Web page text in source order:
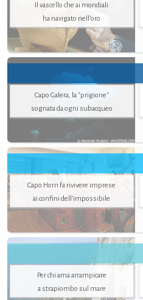
Il vascello che ai mondiali
ha navigato nell’oro
Capo Galera, la "prigione"
sognata da ogni subacqueo
Capo Horn fa rivivere imprese
ai confini dell’impossibile
Per chi ama arrampicare
a strapiombo sul mare